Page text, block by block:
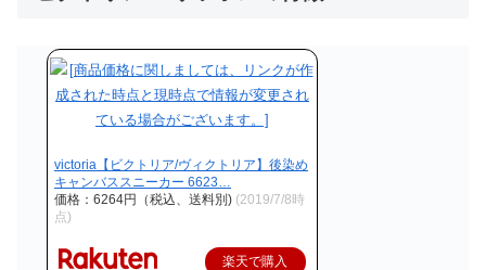
victoria【ビクトリア/ヴィクトリア】後染め
キャンバススニーカー 6623…
価格：6264円（税込、送料別) (2019/7/8時
点)
楽天で購入